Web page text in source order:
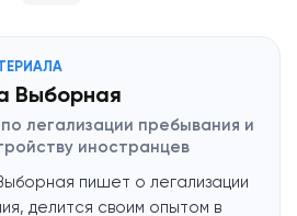
Выборная
легализации пребывания и
иностранцев
пишет о легализации
делится своим опытом в